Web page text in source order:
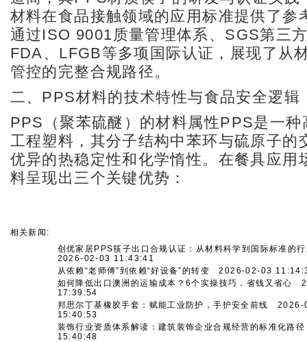
材料在食品接触领域的应用标准提供了参
通过ISO 9001质量管理体系、SGS第三
FDA、LFGB等多项国际认证，展现了从
管控的完整合规路径。
二、PPS材料的技术特性与食品安全逻辑
PPS（聚苯硫醚）的材料属性PPS是一种
工程塑料，其分子结构中苯环与硫原子的
优异的热稳定性和化学惰性。在餐具应用
料呈现出三个关键优势：
相关新闻:
创优家居PPS筷子出口合规认证：从材料科学到国际标准的
2026-02-03 11:43:41
从依赖“老师傅”到依赖“好设备”的转变 2026-02-03
如何降低出口澳洲的运输成本？6个实操技巧，省钱又省心
17:39:54
邦思尔丁基橡胶手套：赋能工业防护，手护安全前线
2026-
15:40:53
装饰行业资质体系解读：建筑装饰企业合规经营的标准化路径
15:40:48